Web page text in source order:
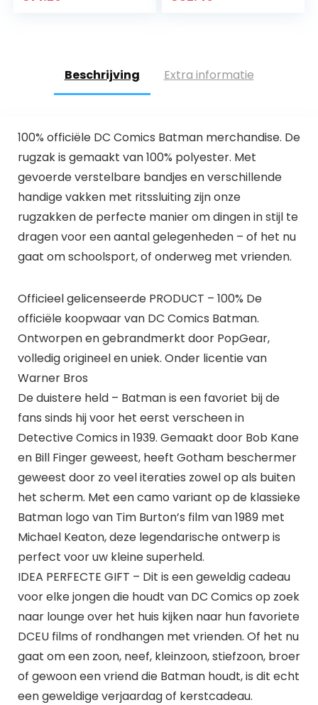
Beschrijving Extra informatie
100% officiële DC Comics Batman merchandise. De
rugzak is gemaakt van 100% polyester. Met
gevoerde verstelbare bandjes en verschillende
handige vakken met ritssluiting zijn onze
rugzakken de perfecte manier om dingen in stijl te
dragen voor een aantal gelegenheden – of het nu
gaat om schoolsport, of onderweg met vrienden.
Officieel gelicenseerde PRODUCT – 100% De
officiële koopwaar van DC Comics Batman.
Ontworpen en gebrandmerkt door PopGear,
volledig origineel en uniek. Onder licentie van
Warner Bros
De duistere held – Batman is een favoriet bij de
fans sinds hij voor het eerst verscheen in
Detective Comics in 1939. Gemaakt door Bob Kane
en Bill Finger geweest, heeft Gotham beschermer
geweest door zo veel iteraties zowel op als buiten
het scherm. Met een camo variant op de klassieke
Batman logo van Tim Burton’s film van 1989 met
Michael Keaton, deze legendarische ontwerp is
perfect voor uw kleine superheld.
IDEA PERFECTE GIFT – Dit is een geweldig cadeau
voor elke jongen die houdt van DC Comics op zoek
naar lounge over het huis kijken naar hun favoriete
DCEU films of rondhangen met vrienden. Of het nu
gaat om een ​​zoon, neef, kleinzoon, stiefzoon, broer
of gewoon een vriend die Batman houdt, is dit echt
een geweldige verjaardag of kerstcadeau.